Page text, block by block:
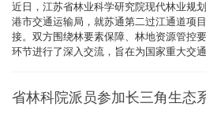
近日，江苏省林业科学研究院现代林业规
港市交通运输局，就苏通第二过江通道项
接。双方围绕林要素保障、林地资源管控
环节进行了深入交流，旨在为国家重大交